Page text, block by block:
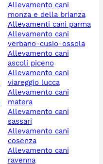
allevamento cani
monza e della brianza
allevamenti cani parma
allevamento cani
verbano-cusio-ossola
allevamento cani
ascoli piceno
allevamento cani
viareggio lucca
allevamento cani
matera
allevamento cani
sassari
allevamento cani
cosenza
allevamento cani
ravenna